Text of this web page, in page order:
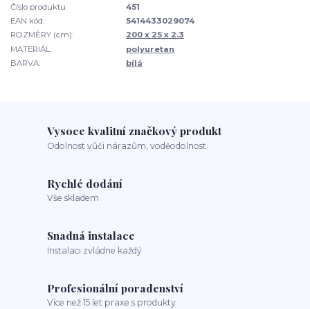
Číslo produktu:
451
EAN kód:
5414433029074
ROZMĚRY (cm):
200 x 25 x 2.3
MATERIÁL:
polyuretan
BARVA:
bílá
Vysoce kvalitní značkový produkt
Odolnost vůči nárazům, voděodolnost
Rychlé dodání
Vše skladem
Snadná instalace
Instalaci zvládne každý
Profesionální poradenství
Více než 15 let praxe s produkty